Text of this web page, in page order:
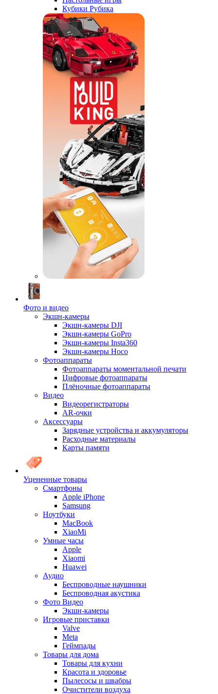
Кубики Рубика
Фото и видео
Экшн-камеры
Экшн-камеры DJI
Экшн-камеры GoPro
Экшн-камеры Insta360
Экшн-камеры Hoco
Фотоаппараты
Фотоаппараты моментальной печати
Цифровые фотоаппараты
Плёночные фотоаппараты
Видео
Видеорегистраторы
AR-очки
Аксессуары
Зарядные устройства и аккумуляторы
Расходные материалы
Карты памяти
Уцененные товары
Cмартфоны
Apple iPhone
Samsung
Ноутбуки
MacBook
XiaoMi
Умные часы
Apple
Xiaomi
Huawei
Аудио
Беспроводные наушники
Беспроводная акустика
Фото Видео
Экшн-камеры
Игровые приставки
Valve
Meta
Геймпады
Товары для дома
Товары для кухни
Красота и здоровье
Пылесосы и швабры
Очистители воздуха